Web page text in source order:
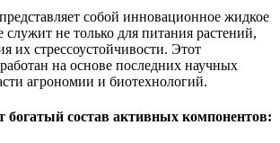
представляет собой инновационное жидкое
служит не только для питания растений,
их стрессоустойчивости. Этот
на основе последних научных
агрономии и биотехнологий.
богатый состав активных компонентов: